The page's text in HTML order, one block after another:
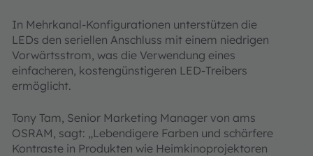
In Mehrkanal-Konfigurationen unterstützen die
LEDs den seriellen Anschluss mit einem niedrigen
Vorwärtsstrom, was die Verwendung eines
einfacheren, kostengünstigeren LED-Treibers
ermöglicht.
Tony Tam, Senior Marketing Manager von ams
OSRAM, sagt: „Lebendigere Farben und schärfere
Kontraste in Produkten wie Heimkinoprojektoren